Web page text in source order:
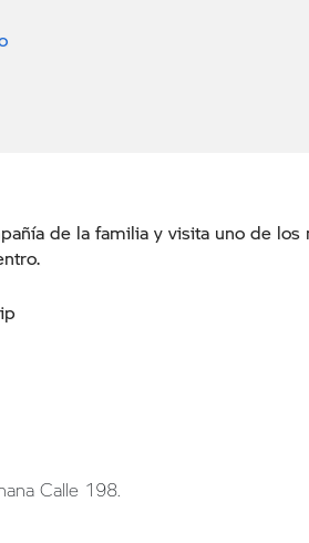
de la familia y visita uno de
Calle 198.